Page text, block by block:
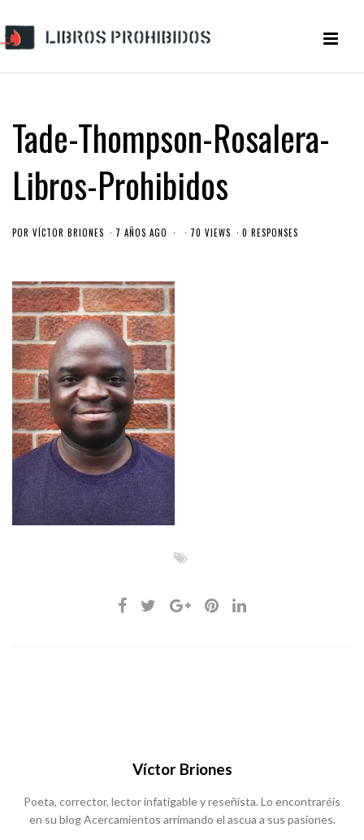
Tade-Thompson-Rosalera-
Libros-Prohibidos
POR VÍCTOR BRIONES 7 AÑOS AGO 70 VIEWS 0 RESPONSES
Víctor Briones
Poeta, corrector, lector infatigable y reseñista. Lo encontraréis
en su blog Acercamientos arrimando el ascua a sus pasiones.